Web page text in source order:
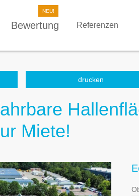
Bewertung Referenzen
drucken
Miete!